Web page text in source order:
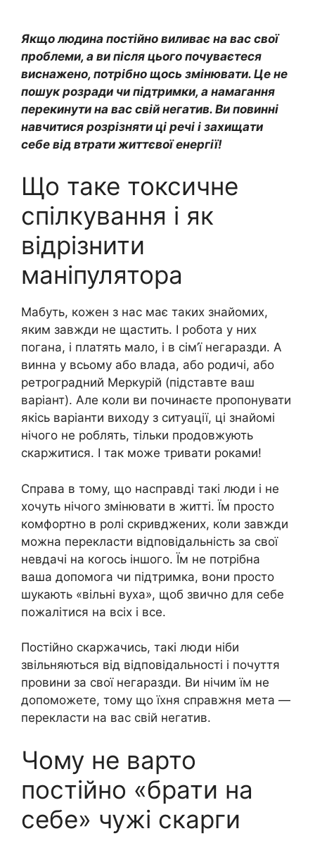
Якщо людина постійно виливає на вас свої
проблеми, а ви після цього почуваєтеся
виснажено, потрібно щось змінювати. Це не
пошук розради чи підтримки, а намагання
перекинути на вас свій негатив. Ви повинні
навчитися розрізняти ці речі і захищати
себе від втрати життєвої енергії!
Що таке токсичне
спілкування і як
відрізнити
маніпулятора
Мабуть, кожен з нас має таких знайомих,
яким завжди не щастить. І робота у них
погана, і платять мало, і в сім’ї негаразди. А
винна у всьому або влада, або родичі, або
ретроградний Меркурій (підставте ваш
варіант). Але коли ви починаєте пропонувати
якісь варіанти виходу з ситуації, ці знайомі
нічого не роблять, тільки продовжують
скаржитися. І так може тривати роками!
Справа в тому, що насправді такі люди і не
хочуть нічого змінювати в житті. Їм просто
комфортно в ролі скривджених, коли завжди
можна перекласти відповідальність за свої
невдачі на когось іншого. Їм не потрібна
ваша допомога чи підтримка, вони просто
шукають «вільні вуха», щоб звично для себе
пожалітися на всіх і все.
Постійно скаржачись, такі люди ніби
звільняються від відповідальності і почуття
провини за свої негаразди. Ви нічим їм не
допоможете, тому що їхня справжня мета —
перекласти на вас свій негатив.
Чому не варто
постійно «брати на
себе» чужі скарги